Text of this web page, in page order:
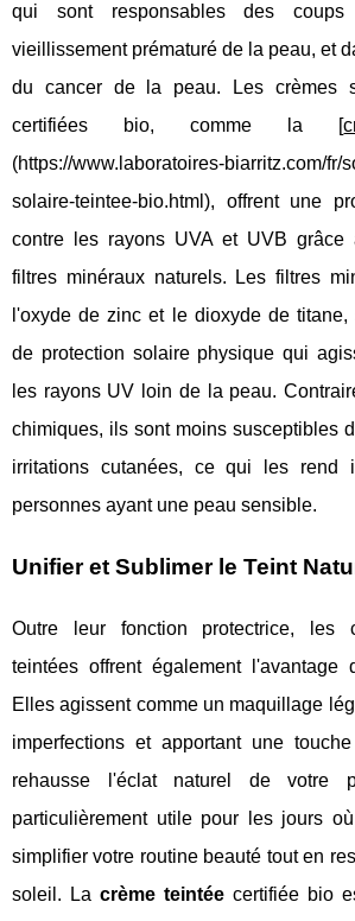
qui sont responsables des
vieillissement prématuré de la peau, et
du cancer de la peau. Les crèmes
certifiées bio, comme la [
(https://www.laboratoires-biarritz.com/fr/
solaire-teintee-bio.html), offrent une
contre les rayons UVA et UVB grâce
filtres minéraux naturels. Les filtres
l'oxyde de zinc et le dioxyde de
de protection solaire physique qui
les rayons UV loin de la peau.
chimiques, ils sont moins susceptibles
irritations cutanées, ce qui les rend
personnes ayant une peau sensible.
Unifier et Sublimer le Teint
Outre leur fonction protectrice, les
teintées offrent également l'avantage
Elles agissent comme un maquillage
imperfections et apportant une
rehausse l'éclat naturel de votre
particulièrement utile pour les jours
simplifier votre routine beauté tout en
soleil. Lacrème teintée certifiée bio